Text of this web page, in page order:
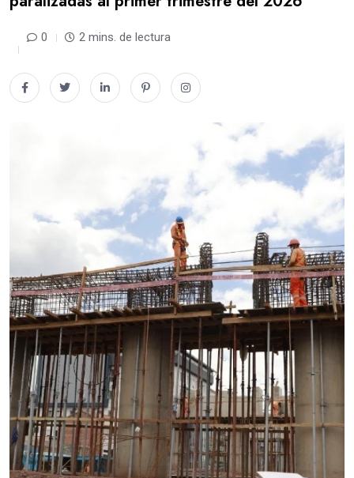
0 2 mins. de lectura